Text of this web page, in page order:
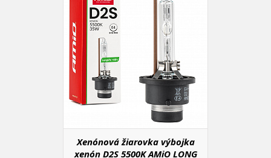
Xenónová žiarovka výbojka
xenón D2S 5500K AMiO LONG